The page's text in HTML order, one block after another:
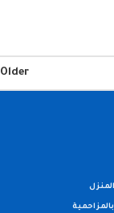
Older